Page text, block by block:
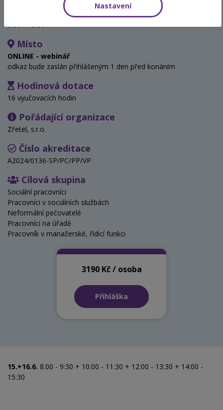
15.06.2026 - 16.06.2026
8:00 - 15:30
Místo
ONLINE - webinář
odkaz bude zaslán přihlášeným 1 den před konáním
Hodinová dotace
16 vyučovacích hodin
Pořádající organizace
Zřetel, s.r.o.
Číslo akreditace
A2024/0136-SP/PC/PP/VP
Cílová skupina
Sociální pracovníci
Pracovníci v sociálních službách
Neformální pečovatelé
Pracovníci na úřadě
Pracovník v manažerské, řídicí funkci
3190 Kč / osoba
Přihláška
15.+16.6. 8:00 - 9:30 + 10:00 - 11:30 + 12:00 - 13:30 + 14:00 -
15:30
Nastavení